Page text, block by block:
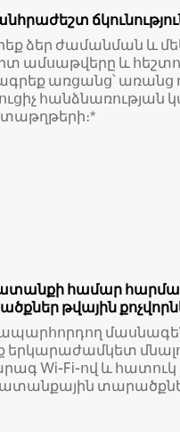
ձեր ժամանման և
ամսաթվերը և
առցանց՝ առանց
հանձնառության
համար
թվային
երկարաժամկետ
Wi-Fi-ով և հատուկ